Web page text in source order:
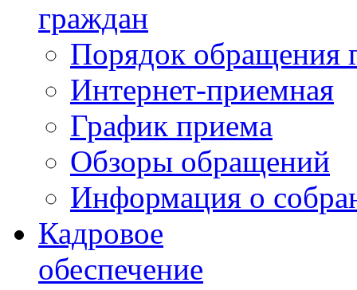
граждан
Порядок обращения
Интернет-приемная
График приема
Обзоры обращений
Информация о
Кадровое
обеспечение